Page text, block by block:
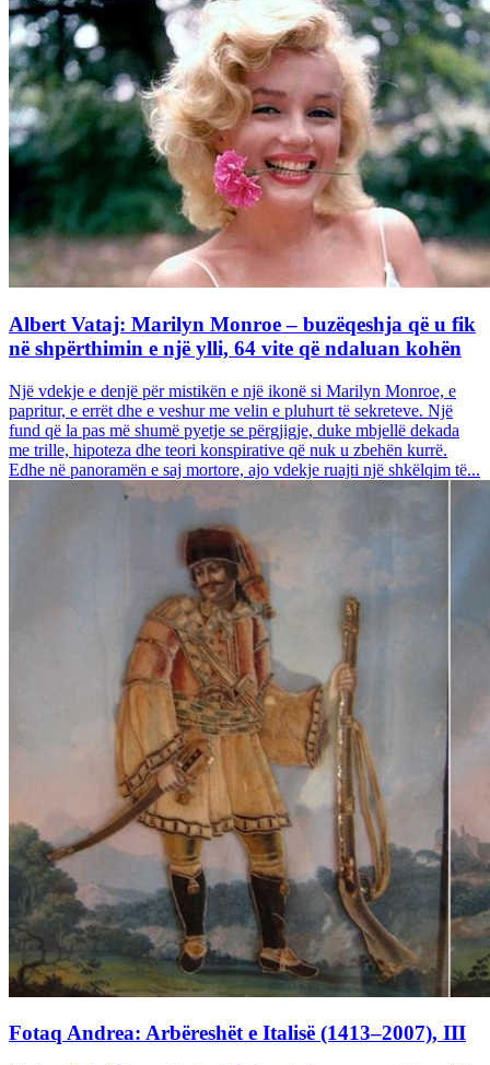
Albert Vataj: Marilyn Monroe – buzëqeshja që u fik
në shpërthimin e një ylli, 64 vite që ndaluan kohën
Një vdekje e denjë për mistikën e një ikonë si Marilyn Monroe, e
papritur, e errët dhe e veshur me velin e pluhurt të sekreteve. Një
fund që la pas më shumë pyetje se përgjigje, duke mbjellë dekada
me trille, hipoteza dhe teori konspirative që nuk u zbehën kurrë.
Edhe në panoramën e saj mortore, ajo vdekje ruajti një shkëlqim të...
Fotaq Andrea: Arbëreshët e Italisë (1413–2007), III